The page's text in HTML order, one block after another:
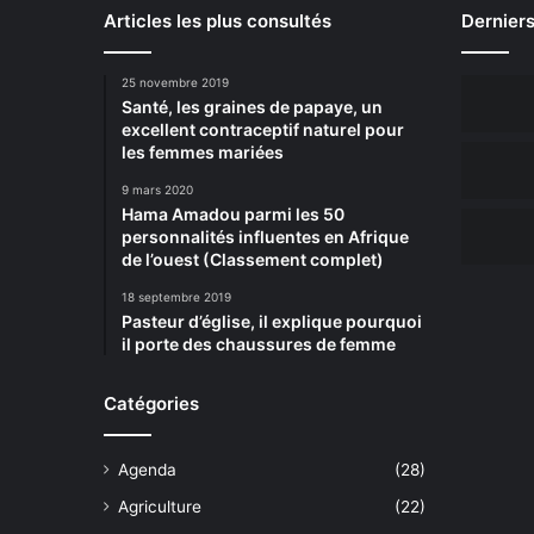
Articles les plus consultés
25 novembre 2019
Santé, les graines de papaye, un
excellent contraceptif naturel pour
les femmes mariées
9 mars 2020
Hama Amadou parmi les 50
personnalités influentes en Afrique
de l’ouest (Classement complet)
18 septembre 2019
Pasteur d’église, il explique pourquoi
il porte des chaussures de femme
Catégories
Agenda
(28)
Agriculture
(22)